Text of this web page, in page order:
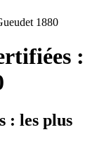
1880
:
: les plus